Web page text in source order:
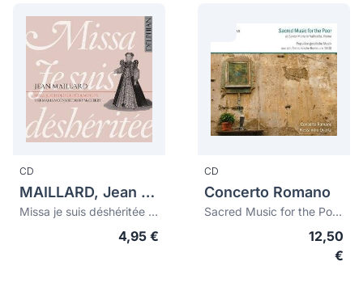
CD
MAILLARD, Jean (c.1538-1570)
Missa je suis déshéritée & Motets
4,95 €
CD
Concerto Romano
Sacred Music for the Poor at Santa Maria in Vallicella, Rome
12,50
€